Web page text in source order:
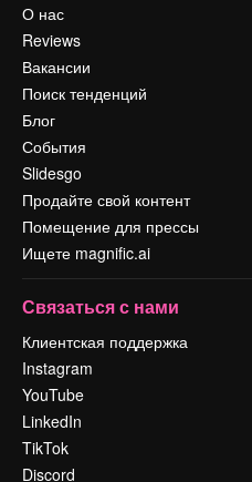
О нас
Reviews
Вакансии
Поиск тенденций
Блог
События
Slidesgo
Продайте свой контент
Помещение для прессы
Ищете magnific.ai
Связаться с нами
Клиентская поддержка
Instagram
YouTube
LinkedIn
TikTok
Discord